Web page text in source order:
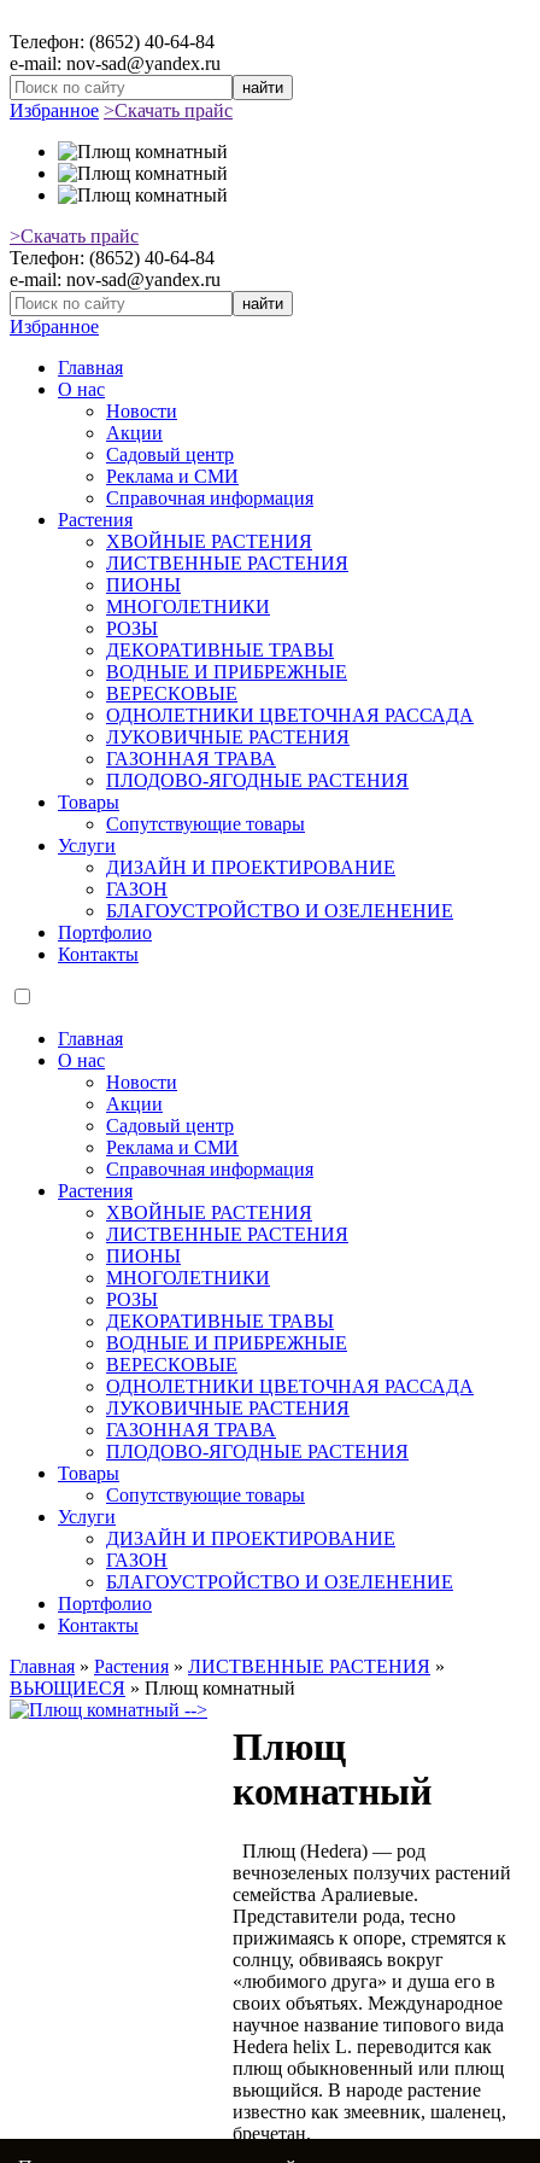
Телефон: (8652) 40-64-84
e-mail: nov-sad@yandex.ru
найти
Избранное >Скачать прайс
>Скачать прайс
Телефон: (8652) 40-64-84
e-mail: nov-sad@yandex.ru
найти
Избранное
Главная
О нас
Новости
Акции
Садовый центр
Реклама и СМИ
Справочная информация
Растения
ХВОЙНЫЕ РАСТЕНИЯ
ЛИСТВЕННЫЕ РАСТЕНИЯ
ПИОНЫ
МНОГОЛЕТНИКИ
РОЗЫ
ДЕКОРАТИВНЫЕ ТРАВЫ
ВОДНЫЕ И ПРИБРЕЖНЫЕ
ВЕРЕСКОВЫЕ
ОДНОЛЕТНИКИ ЦВЕТОЧНАЯ РАССАДА
ЛУКОВИЧНЫЕ РАСТЕНИЯ
ГАЗОННАЯ ТРАВА
ПЛОДОВО-ЯГОДНЫЕ РАСТЕНИЯ
Товары
Сопутствующие товары
Услуги
ДИЗАЙН И ПРОЕКТИРОВАНИЕ
ГАЗОН
БЛАГОУСТРОЙСТВО И ОЗЕЛЕНЕНИЕ
Портфолио
Контакты
Главная
О нас
Новости
Акции
Садовый центр
Реклама и СМИ
Справочная информация
Растения
ХВОЙНЫЕ РАСТЕНИЯ
ЛИСТВЕННЫЕ РАСТЕНИЯ
ПИОНЫ
МНОГОЛЕТНИКИ
РОЗЫ
ДЕКОРАТИВНЫЕ ТРАВЫ
ВОДНЫЕ И ПРИБРЕЖНЫЕ
ВЕРЕСКОВЫЕ
ОДНОЛЕТНИКИ ЦВЕТОЧНАЯ РАССАДА
ЛУКОВИЧНЫЕ РАСТЕНИЯ
ГАЗОННАЯ ТРАВА
ПЛОДОВО-ЯГОДНЫЕ РАСТЕНИЯ
Товары
Сопутствующие товары
Услуги
ДИЗАЙН И ПРОЕКТИРОВАНИЕ
ГАЗОН
БЛАГОУСТРОЙСТВО И ОЗЕЛЕНЕНИЕ
Портфолио
Контакты
Главная » Растения » ЛИСТВЕННЫЕ РАСТЕНИЯ »
ВЬЮЩИЕСЯ » Плющ комнатный
-->
Плющ
комнатный
Плющ (Hedera) — род
вечнозеленых ползучих растений
семейства Аралиевые.
Представители рода, тесно
прижимаясь к опоре, стремятся к
солнцу, обвиваясь вокруг
«любимого друга» и душа его в
своих объятьях. Международное
научное название типового вида
Hedera helix L. переводится как
плющ обыкновенный или плющ
вьющийся. В народе растение
известно как змеевник, шаленец,
бречетан.